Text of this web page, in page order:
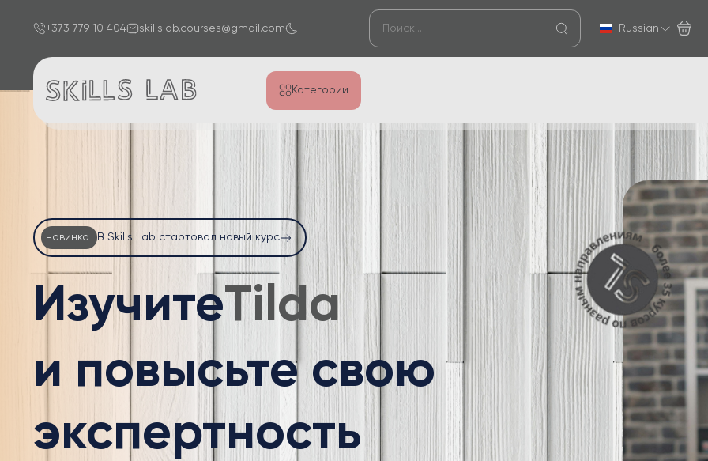
+373 779 10 404 skillslab.courses@gmail.com Russian
Категории
новинка В Skills Lab стартовал новый курс
Изучите
и повысьте свою
экспертность